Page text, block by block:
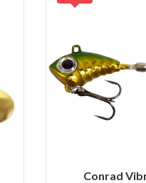
Conrad